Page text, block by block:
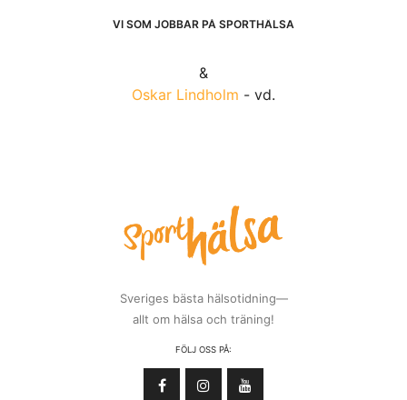
VI SOM JOBBAR PÅ SPORTHÄLSA
&
Oskar Lindholm - vd.
Sveriges bästa hälsotidning—
allt om hälsa och träning!
FÖLJ OSS PÅ: